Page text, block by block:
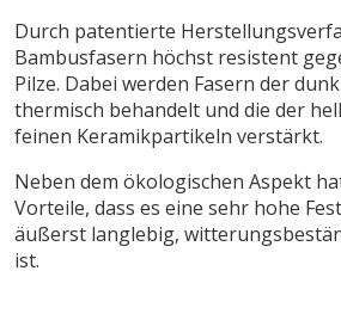
Durch patentierte
Bambusfasern höchst resistent
Pilze. Dabei werden Fasern der
thermisch behandelt und die der
feinen Keramikpartikeln verstärkt.
Neben dem ökologischen Aspekt
Vorteile, dass es eine sehr hohe
äußerst langlebig,
ist.